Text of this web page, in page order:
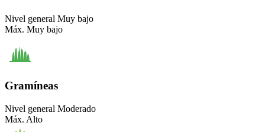
Nivel general Muy bajo
Máx. Muy bajo
Gramíneas
Nivel general Moderado
Máx. Alto